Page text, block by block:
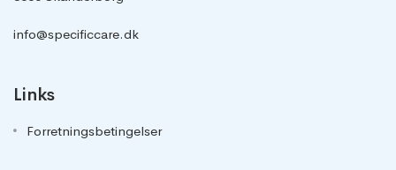
info@specificcare.dk
Links
Forretningsbetingelser